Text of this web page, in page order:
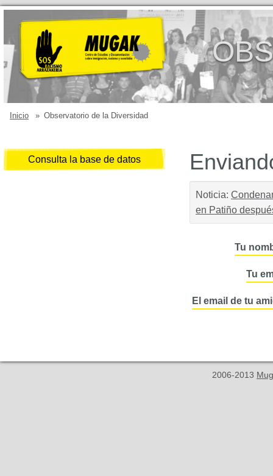
Inicio » Observatorio de la Diversidad
Consulta la base de datos
Noticia:
en Patiño
Tu
Tu
El email de tu
2006-2013